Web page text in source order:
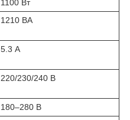
1100 Вт
1210 ВА
5.3 А
220/230/240 В
180–280 В